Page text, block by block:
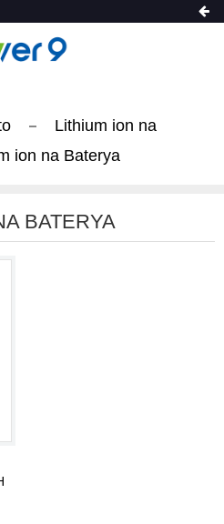
Lithium ion na
ion na Baterya
BATERYA